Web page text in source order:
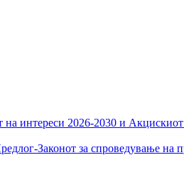
на интереси 2026-2030 и
Законот за спроведување на